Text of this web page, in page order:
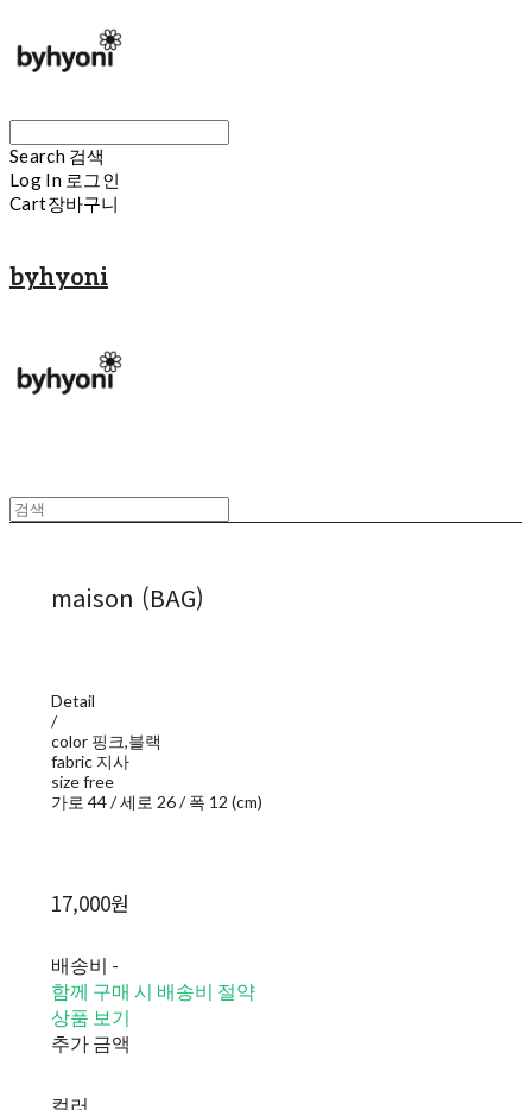
Search 검색
Log In 로그인
Cart장바구니
byhyoni
maison (BAG)
Detail
/
color 핑크,블랙
fabric 지사
size free
가로 44 / 세로 26 / 폭 12 (cm)
17,000원
배송비 -
함께 구매 시 배송비 절약
상품 보기
추가 금액
컬러